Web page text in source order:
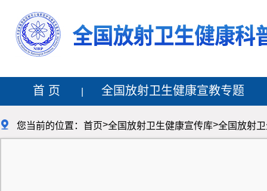
首 页 全国放射卫生健康宣教专题
 您当前的位置： 首页>全国放射卫生健康宣传库>全国放射